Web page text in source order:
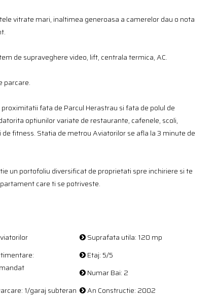
vitrate mari, inaltimea generoasa a camerelor dau o nota
de supraveghere video, lift, centrala termica, AC.
parcare.
fata de Parcul Herastrau si fata de polul de
optiunilor variate de restaurante, cafenele, scoli,
fitness. Statia de metrou Aviatorilor se afla la 3 minute de
un portofoliu diversificat de proprietati spre inchiriere si te
care ti se potriveste.
Suprafata utila: 120 mp
Etaj: 5/5
Numar Bai: 2
1/garaj subteran
An Constructie: 2002